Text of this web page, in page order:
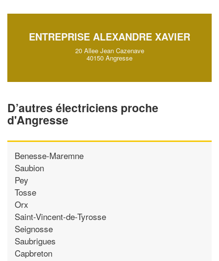
ENTREPRISE ALEXANDRE XAVIER
20 Allee Jean Cazenave
40150 Angresse
D’autres électriciens proche
d'Angresse
Benesse-Maremne
Saubion
Pey
Tosse
Orx
Saint-Vincent-de-Tyrosse
Seignosse
Saubrigues
Capbreton